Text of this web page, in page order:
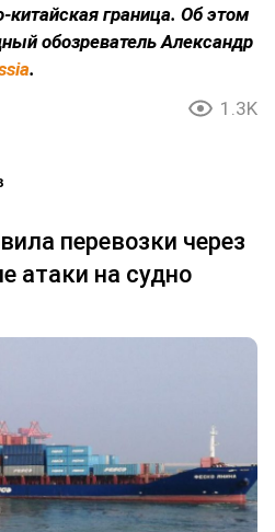
граница. Об этом
обозреватель Александр
.
1.3K
перевозки через
атаки на судно